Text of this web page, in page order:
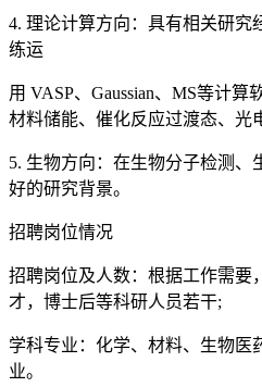
4. 理论计算方向：具有相关研究
练运
用 VASP、Gaussian、MS等计
材料储能、催化反应过渡态、光
5. 生物方向：在生物分子检测、
好的研究背景。
招聘岗位情况
招聘岗位及人数：根据工作需要
才，博士后等科研人员若干;
学科专业：化学、材料、生物医
业。